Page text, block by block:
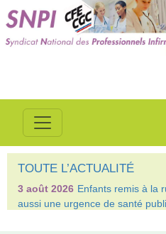
TOUTE L’ACTUALITÉ
3 août 2026 Enfants remis à la
aussi une urgence de santé